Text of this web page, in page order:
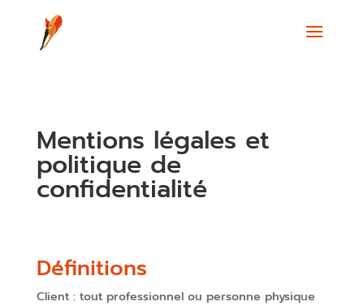
Mentions légales et
politique de
confidentialité
Définitions
Client : tout professionnel ou personne physique